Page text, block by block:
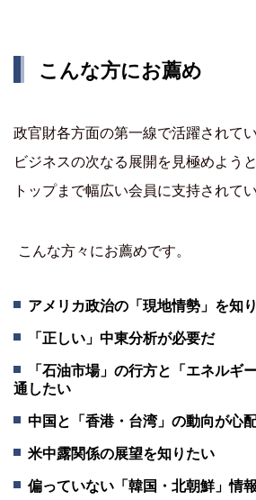
こんな方にお薦め
政官財各方面の第一線で活躍されて
ビジネスの次なる展開を見極めよう
トップまで幅広い会員に支持されてい
こんな方々にお薦めです。
アメリカ政治の「現地情勢」を知
「正しい」中東分析が必要だ
「石油市場」の行方と「エネルギ
通したい
中国と「香港・台湾」の動向が心
米中露関係の展望を知りたい
偏っていない「韓国・北朝鮮」情